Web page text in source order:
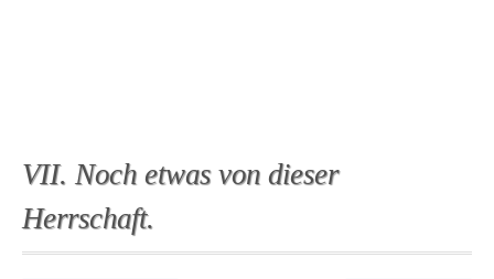
VII. Noch etwas von dieser
Herrschaft.